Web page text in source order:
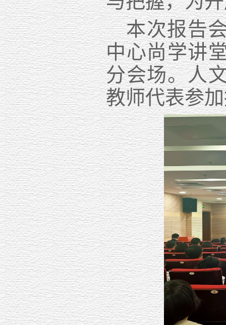
本次报告
中心尚学讲
分会场。人
教师代表参